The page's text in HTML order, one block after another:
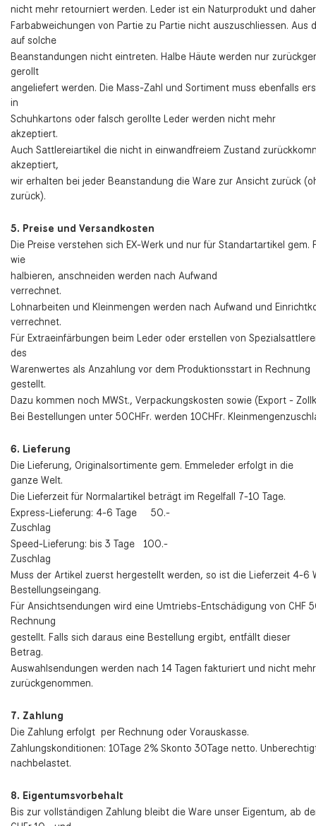
nicht mehr retourniert werden. Leder ist ein Naturprodukt und
Farbabweichungen von Partie zu Partie nicht auszuschliessen. Aus
auf solche
Beanstandungen nicht eintreten. Halbe Häute werden nur
gerollt
angeliefert werden. Die Mass-Zahl und Sortiment muss ebenfalls
in
Schuhkartons oder falsch gerollte Leder werden nicht mehr
akzeptiert.
Auch Sattlereiartikel die nicht in einwandfreiem Zustand
akzeptiert,
wir erhalten bei jeder Beanstandung die Ware zur Ansicht zurück
zurück).
5. Preise und Versandkosten
Die Preise verstehen sich EX-Werk und nur für Standartartikel gem.
wie
halbieren, anschneiden werden nach Aufwand
verrechnet.
Lohnarbeiten und Kleinmengen werden nach Aufwand und
verrechnet.
Für Extraeinfärbungen beim Leder oder erstellen von
des
Warenwertes als Anzahlung vor dem Produktionsstart in Rechnung
gestellt.
Dazu kommen noch MWSt., Verpackungskosten sowie (Export -
Bei Bestellungen unter 50CHFr. werden 10CHFr.
6. Lieferung
Die Lieferung, Originalsortimente gem. Emmeleder erfolgt in die
ganze Welt.
Die Lieferzeit für Normalartikel beträgt im Regelfall 7-10 Tage.
Express-Lieferung: 4-6 Tage 50.-
Zuschlag
Speed-Lieferung: bis 3 Tage 100.-
Zuschlag
Muss der Artikel zuerst hergestellt werden, so ist die Lieferzeit 4-6
Bestellungseingang.
Für Ansichtsendungen wird eine Umtriebs-Entschädigung von CHF
Rechnung
gestellt. Falls sich daraus eine Bestellung ergibt, entfällt dieser
Betrag.
Auswahlsendungen werden nach 14 Tagen fakturiert und nicht mehr
zurückgenommen.
7. Zahlung
Die Zahlung erfolgt per Rechnung oder Vorauskasse.
Zahlungskonditionen: 10Tage 2% Skonto 30Tage netto.
nachbelastet.
8. Eigentumsvorbehalt
Bis zur vollständigen Zahlung bleibt die Ware unser Eigentum, ab